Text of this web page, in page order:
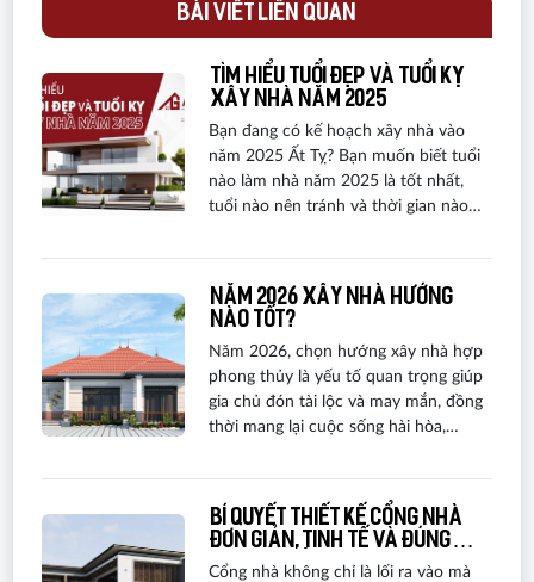
BÀI VIẾT LIÊN QUAN
Tìm hiểu tuổi đẹp và tuổi kỵ
xây nhà năm 2025
Bạn đang có kế hoạch xây nhà vào
năm 2025 Ất Tỵ? Bạn muốn biết tuổi
nào làm nhà năm 2025 là tốt nhất,
tuổi nào nên tránh và thời gian nào
cùng tìm hiểu ngay để có kế hoạch
xây dựng nhà đẹp và hợp phong thủy
trong năm 2025 nhé!
Năm 2026 xây nhà hướng
nào tốt?
Năm 2026, chọn hướng xây nhà hợp
phong thủy là yếu tố quan trọng giúp
gia chủ đón tài lộc và may mắn, đồng
thời mang lại cuộc sống hài hòa,
Bí quyết thiết kế cổng nhà
đơn giản, tinh tế và đúng
phong thủy
Cổng nhà không chỉ là lối ra vào mà